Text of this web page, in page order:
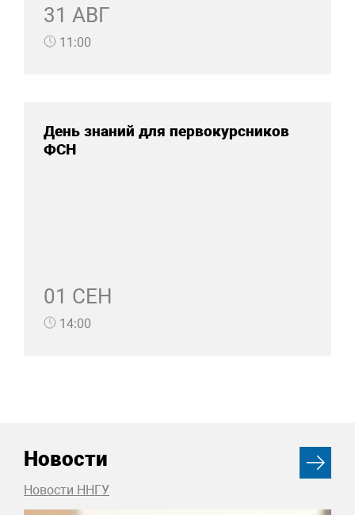
31 АВГ
11:00
День знаний для первокурсников
ФСН
01 СЕН
14:00
Новости
Новости ННГУ